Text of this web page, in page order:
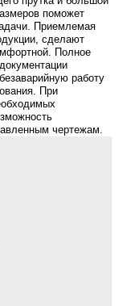
поможет
Приемлемая
сделают
Полное
работу
При
чертежам.